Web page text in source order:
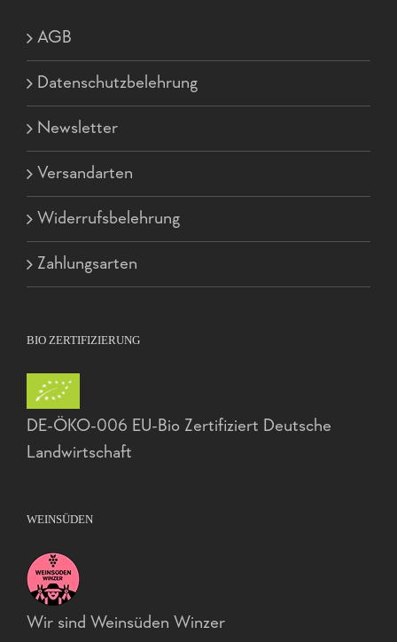
AGB
Datenschutzbelehrung
Newsletter
Versandarten
Widerrufsbelehrung
Zahlungsarten
BIO ZERTIFIZIERUNG
DE-ÖKO-006 EU-Bio Zertifiziert Deutsche
Landwirtschaft
WEINSÜDEN
Wir sind Weinsüden Winzer